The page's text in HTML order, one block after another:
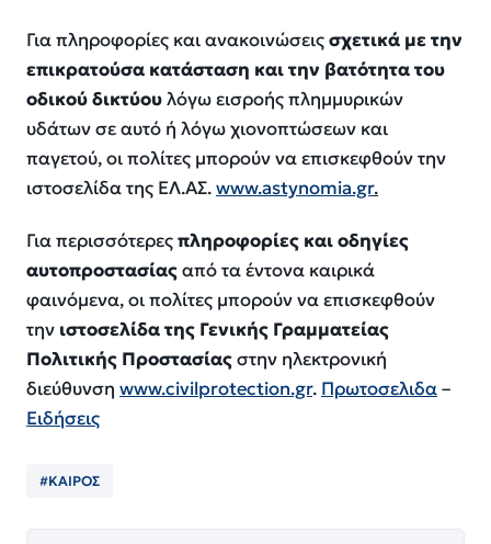
Για πληροφορίες και ανακοινώσειςσχετικά με την
επικρατούσα κατάσταση και την βατότητα του
οδικού δικτύουλόγω εισροής πλημμυρικών
υδάτων σε αυτό ή λόγω χιονοπτώσεων και
παγετού, οι πολίτες μπορούν να επισκεφθούν την
ιστοσελίδα της ΕΛ.ΑΣ.www.astynomia.gr.
Για περισσότερεςπληροφορίες και οδηγίες
αυτοπροστασίαςαπό τα έντονα καιρικά
φαινόμενα, οι πολίτες μπορούν να επισκεφθούν
την ιστοσελίδατης Γενικής Γραμματείας
Πολιτικής Προστασίαςστην ηλεκτρονική
διεύθυνση www.civilprotection.gr. Πρωτοσελιδα–
Ειδήσεις
#ΚΑΙΡΟΣ